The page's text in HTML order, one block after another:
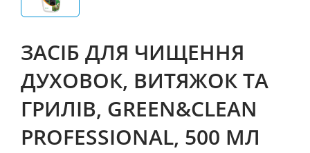
ЗАСІБ ДЛЯ ЧИЩЕННЯ
ДУХОВОК, ВИТЯЖОК ТА
ГРИЛІВ, GREEN&CLEAN
PROFESSIONAL, 500 МЛ